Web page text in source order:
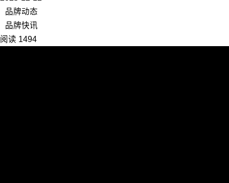
品牌动态
品牌快讯
阅读 1494